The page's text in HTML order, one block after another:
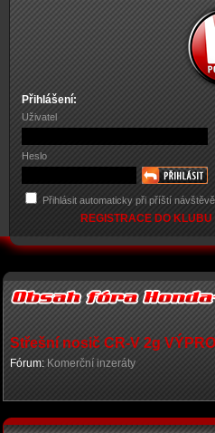
Přihlášení:
Uživatel
Heslo
Přihlásit automaticky při příští návštěvě
REGISTRACE DO KLUBU
Střešní nosič CR-V 2g
Fórum: Komerční inzeráty